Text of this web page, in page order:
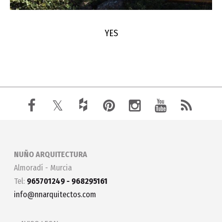
YES
NUÑO ARQUITECTURA
Almoradí - Murcia
Tel: 965701249 - 968295161
info@nnarquitectos.com